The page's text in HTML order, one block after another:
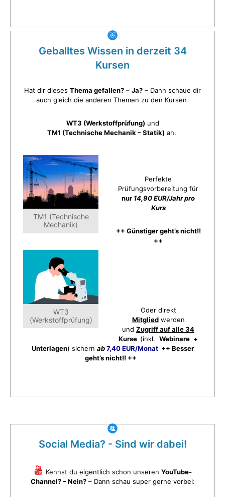
Geballtes Wissen in derzeit 34
Kursen
Hat dir dieses Thema gefallen? – Ja? – Dann schaue dir
auch gleich die anderen Themen zu den Kursen
WT3 (Werkstoffprüfung) und
TM1 (Technische Mechanik – Statik) an.
TM1 (Technische
Mechanik)
WT3
(Werkstoffprüfung)
Perfekte
Prüfungsvorbereitung für
nur 14,90 EUR/Jahr pro
Kurs
++ Günstiger geht’s nicht!!
++
Oder direkt
Mitgliedwerden
und Zugriff auf alle 34
Kurse (inkl. Webinare +
Unterlagen) sichern ab7,40 EUR/Monat++ Besser
geht’s nicht!! ++
Social Media? - Sind wir dabei!
Kennst du eigentlich schon unseren YouTube-
Channel? – Nein?– Dann schau super gerne vorbei: